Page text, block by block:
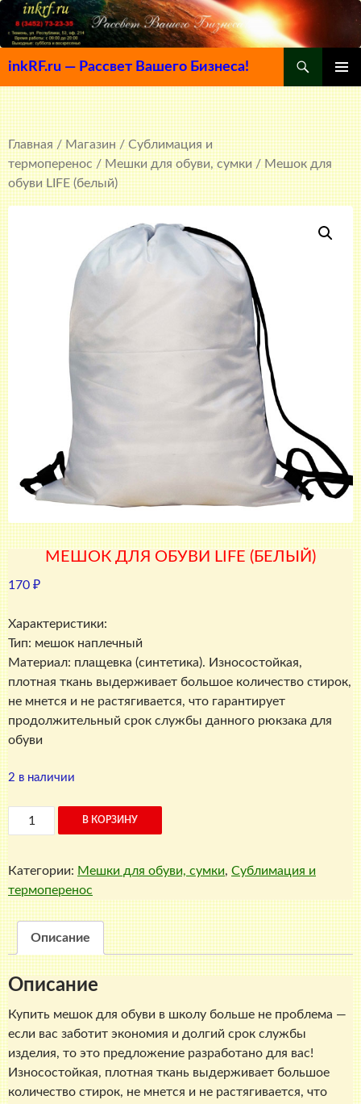
inkRF.ru — Рассвет Вашего Бизнеса!
МЕНЮ
К
СОДЕРЖИМОМУ
Главная/Магазин/Сублимация и
термоперенос/Мешки для обуви, сумки/ Мешок для
обуви LIFE (белый)
МЕШОК ДЛЯ ОБУВИ LIFE (БЕЛЫЙ)
170 ₽
Характеристики:
Тип: мешок наплечный
Материал: плащевка (синтетика). Износостойкая,
плотная ткань выдерживает большое количество стирок,
не мнется и не растягивается, что гарантирует
продолжительный срок службы данного рюкзака для
обуви
2 в наличии
Количество
товара
Мешок
для
обуви
LIFE
(белый)
В КОРЗИНУ
Категории: Мешки для обуви, сумки, Сублимация и
термоперенос
Описание
Описание
Купить мешок для обуви в школу больше не проблема —
если вас заботит экономия и долгий срок службы
изделия, то это предложение разработано для вас!
Износостойкая, плотная ткань выдерживает большое
количество стирок, не мнется и не растягивается, что